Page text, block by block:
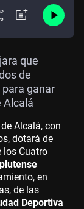
que
de
ganar
Alcalá
Alcalá, con
dotará de
los Cuatro
en
de las
Deportiva